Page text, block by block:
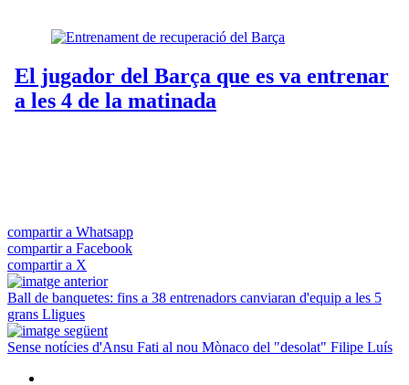
compartir a Whatsapp
compartir a Facebook
compartir a X
Ball de banquetes: fins a 38 entrenadors canviaran d'equip a les 5
grans Lligues
Sense notícies d'Ansu Fati al nou Mònaco del "desolat" Filipe Luís